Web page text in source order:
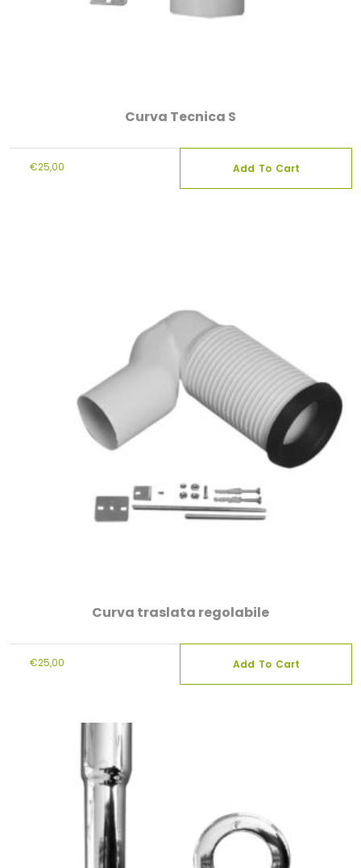
Curva Tecnica S
€25,00 Add To Cart
Curva traslata regolabile
€25,00 Add To Cart